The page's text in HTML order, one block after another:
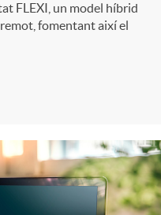
FLEXI, un model híbrid
fomentant així el